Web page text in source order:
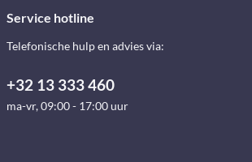
Service hotline
Telefonische hulp en advies via:
+32 13 333 460
ma-vr, 09:00 - 17:00 uur